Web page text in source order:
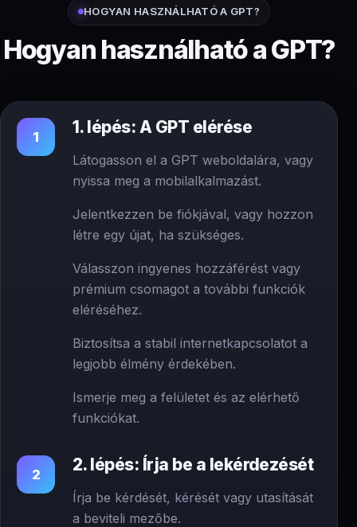
HOGYAN HASZNÁLHATÓ A GPT?
Hogyan használható a GPT?
1 1. lépés: A GPT elérése
Látogasson el a GPT weboldalára, vagy
nyissa meg a mobilalkalmazást.
Jelentkezzen be fiókjával, vagy hozzon
létre egy újat, ha szükséges.
Válasszon ingyenes hozzáférést vagy
prémium csomagot a további funkciók
eléréséhez.
Biztosítsa a stabil internetkapcsolatot a
legjobb élmény érdekében.
Ismerje meg a felületet és az elérhető
funkciókat.
2 2. lépés: Írja be a lekérdezését
Írja be kérdését, kérését vagy utasítását
a beviteli mezőbe.